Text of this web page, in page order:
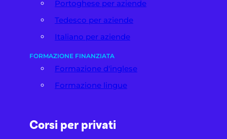
Portoghese per aziende
Tedesco per aziende
Italiano per aziende
FORMAZIONE FINANZIATA
Formazione d'inglese
Formazione lingue
Corsi per privati